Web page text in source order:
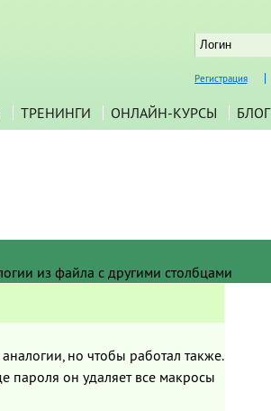
Регистрация
ТРЕНИНГИ ОНЛАЙН-КУРСЫ БЛОГ
из файла с другими столбцами
но чтобы работал также.
пароля он удаляет все макросы